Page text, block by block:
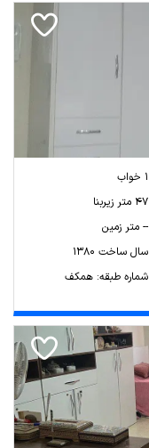
1 خواب
47 متر زیربنا
-- متر زمین
سال ساخت 1380
شماره طبقه: همکف